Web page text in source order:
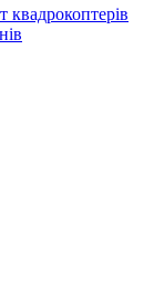
квадрокоптерів